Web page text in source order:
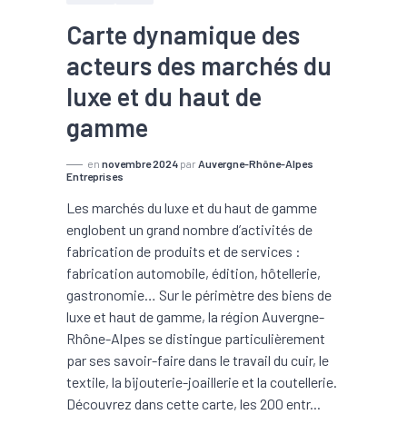
Carte dynamique des
acteurs des marchés du
luxe et du haut de
gamme
en novembre 2024 par Auvergne-Rhône-Alpes
Entreprises
Les marchés du luxe et du haut de gamme
englobent un grand nombre d’activités de
fabrication de produits et de services :
fabrication automobile, édition, hôtellerie,
gastronomie… Sur le périmètre des biens de
luxe et haut de gamme, la région Auvergne-
Rhône-Alpes se distingue particulièrement
par ses savoir-faire dans le travail du cuir, le
textile, la bijouterie-joaillerie et la coutellerie.
Découvrez dans cette carte, les 200 entr...